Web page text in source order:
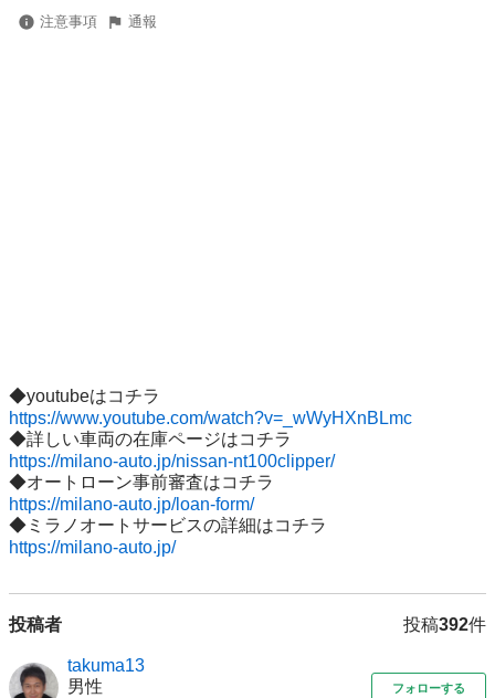
注意事項 通報
https://www.youtube.com/watch?v=_wWyHXnBLmc
https://milano-auto.jp/nissan-nt100clipper/
https://milano-auto.jp/loan-form/
https://milano-auto.jp/
投稿者 投稿392件
takuma13
男性
フォローする